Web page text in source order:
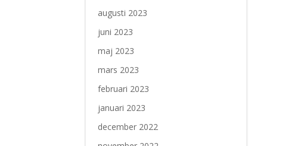
augusti 2023
juni 2023
maj 2023
mars 2023
februari 2023
januari 2023
december 2022